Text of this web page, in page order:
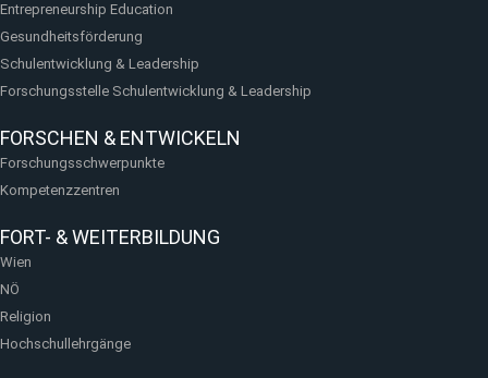
Entrepreneurship Education
Gesundheitsförderung
Schulentwicklung & Leadership
Forschungsstelle Schulentwicklung & Leadership
FORSCHEN & ENTWICKELN
Forschungsschwerpunkte
Kompetenzzentren
FORT- & WEITERBILDUNG
Wien
NÖ
Religion
Hochschullehrgänge